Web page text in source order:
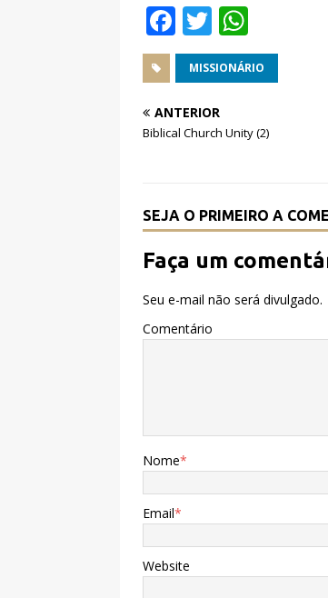
F
a
c
e
b
k
T
w
it
te
r
h
at
A
MISSIONÁRIO
ANTERIOR
Biblical Church Unity (2)
SEJA O PRIMEIRO A
Faça um
Seu e-mail não será divulgado.
Comentário
Nome*
Email*
Website